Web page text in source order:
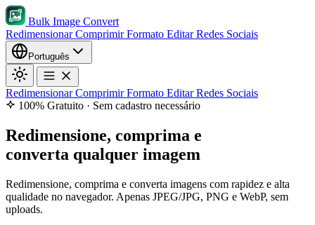
Bulk Image Convert
RedimensionarComprimirFormato EditarRedes Sociais
Português
RedimensionarComprimirFormato EditarRedes Sociais
100% Gratuito · Sem cadastro necessário
Redimensione, comprima e
converta qualquer imagem
Redimensione, comprima e converta imagens com rapidez e alta
qualidade no navegador. Apenas JPEG/JPG, PNG e WebP, sem
uploads.